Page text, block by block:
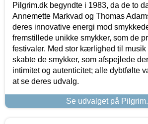
Pilgrim.dk begyndte i 1983, da de to
Annemette Markvad og Thomas
deres innovative energi mod
fremstillede unikke smykker, som de
festivaler. Med stor kærlighed til musik
skabte de smykker, som afspejlede
intimitet og autenticitet; alle dybtfølte
at se deres udvalg.
Se udvalget på